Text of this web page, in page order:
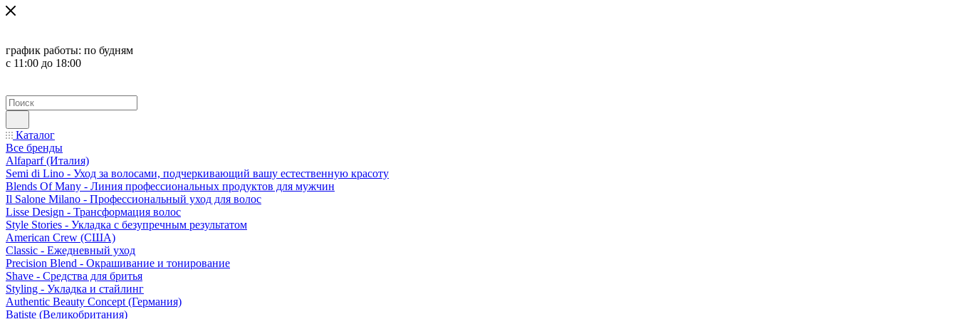
график работы: по будням
с 11:00 до 18:00
Каталог
Все бренды
Alfaparf (Италия)
Semi di Lino - Уход за волосами, подчеркивающий вашу естественную красоту
Blends Of Many - Линия профессиональных продуктов для мужчин
Il Salone Milano - Профессиональный уход для волос
Lisse Design - Трансформация волос
Style Stories - Укладка с безупречным результатом
American Crew (США)
Classic - Ежедневный уход
Precision Blend - Окрашивание и тонирование
Shave - Средства для бритья
Styling - Укладка и стайлинг
Authentic Beauty Concept (Германия)
Batiste (Великобритания)